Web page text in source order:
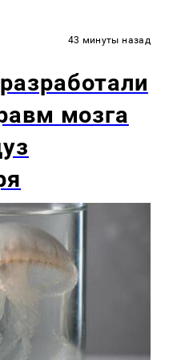
43 минуты назад
мозга